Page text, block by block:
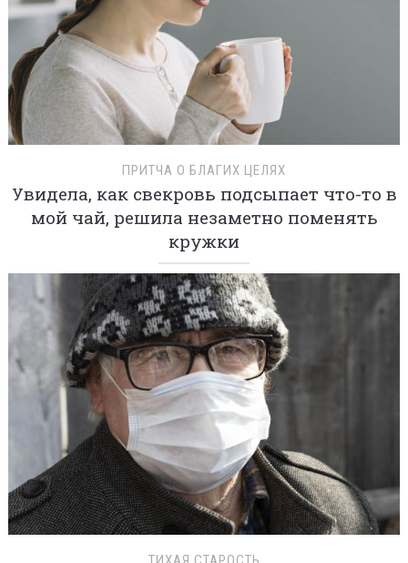
ПРИТЧА О БЛАГИХ ЦЕЛЯХ
Увидела, как свекровь подсыпает что-то в
мой чай, решила незаметно поменять
кружки